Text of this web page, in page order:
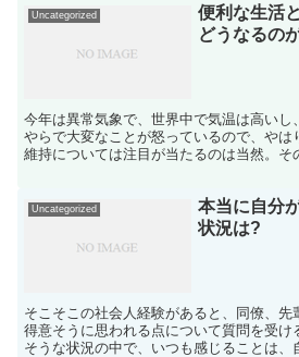
Uncategorized
便利な生活
どうなるの
今年は異常気象で、世界中で気温は高いし
やらで大変なことが怒っているので、やは
維持については注目が当たるのは当然。そ
Uncategorized
本当に自分
状況は?
そこそこの社会人経験があると、同僚、
得意そうに思われる点について質問を受け
そうな状況の中で、いつも感じることは、